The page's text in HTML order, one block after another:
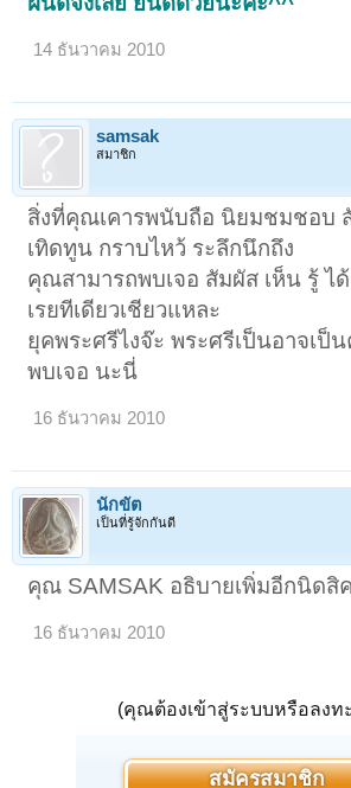
14 ธันวาคม 2010
samsak
สมาชิก
สิ่งที่คุณเคารพนับถือ นิยมชมชอบ
เทิดทูน กราบไหว้ ระลึกนึกถึง
คุณสามารถพบเจอ สัมผัส เห็น รู้ ไ
เรยทีเดียวเชียวแหละ
ยุคพระศรีไงจ๊ะ พระศรีเป็นอาจเป็
พบเจอ นะนี่
16 ธันวาคม 2010
นักขัต
เป็นที่รู้จักกันดี
คุณ SAMSAK อธิบายเพิ่มอีกนิดสิ
16 ธันวาคม 2010
(คุณต้องเข้าสู่ระบบหรือลงท
สมัครสมาชิก